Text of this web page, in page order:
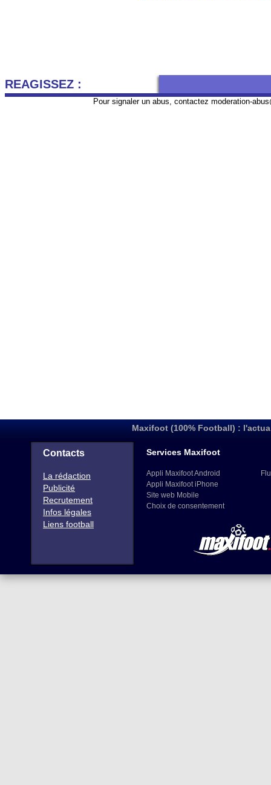
REAGISSEZ :
Pour signaler un abus, contactez moderation-
Maxifoot (100% Football) :
Contacts
La rédaction
Publicité
Recrutement
Infos légales
Liens football
Services Maxifoot
Appli Maxifoot Android
Appli Maxifoot iPhone
Site web Mobile
Choix de consentement